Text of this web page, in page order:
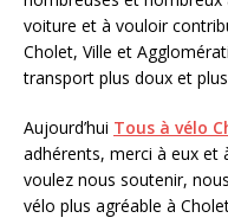
voiture et à vouloir
Cholet, Ville et
transport plus doux et
Aujourd’hui Tous à vélo
adhérents, merci à eux et
voulez nous soutenir,
vélo plus agréable à